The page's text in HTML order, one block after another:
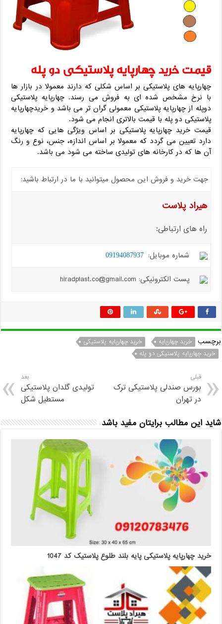
قیمت خرید چهارپایه پلاستیکی دو پله
چهارپایه های پلاستیکی بر اساس شکلی که دارند معمولا در بازار ها
با نرخ مشخص شده ای به فروش می رسند. چهارپایه پلاستیکی
دوپله از چهارپایه پلاستیکی معمولی گران تر می باشد و خریدچهارپایه
پلاستیکی دو پله با قیمت بالاتری انجام می شود.
قیمت خرید چهارپایه پلاستیکی بر اساس ویژگی هایی که چهارپایه
دارد تعیین می گردد که معمولا بر اساس اندازه، جنس، نوع و رنگ
آن ها که در کارخانه های تولیدی ساخته می شود می باشد.
جهت خرید و فروش این محصول میتوانید با ما در ارتباط باشید:
هیراد پلاست
راه های ارتباطی:
شماره موبایل: 09194087937
پست الکترونیکی: hiradplast.co@gmail.com
برچسب خرید چهارپایه
خرید چهارپایه پلاستیکی
خرید چهارپایه پلاستیکی دو پله
قبلی
بورس صندلی پلاستیکی ترک
در تهران
بعد
تولیدی گلدان پلاستیکی
مستطیل شکل
شاید این مطالب برایتان مفید باشد
خرید چهارپایه پلاستیکی پایه بلند طلوع پلاستیک کد 1047